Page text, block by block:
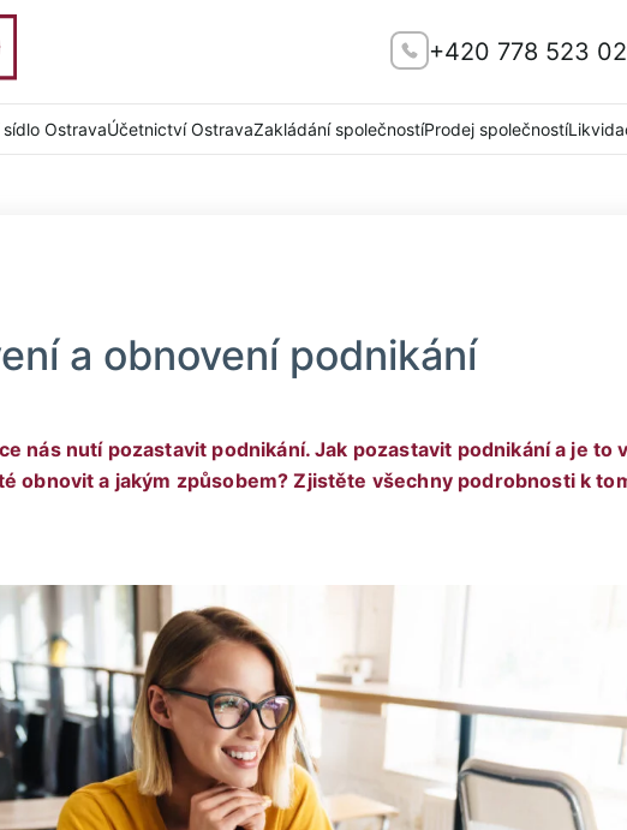
+420 778 523
OstravaÚčetnictví OstravaZakládání společnostíProdej společností
a obnovení podnikání
nás nutí pozastavit podnikání. Jak pozastavit podnikání a je to
obnovit a jakým způsobem? Zjistěte všechny podrobnosti k